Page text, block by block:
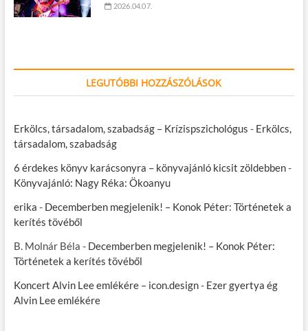
2026.04.07.
LEGUTÓBBI HOZZÁSZÓLÁSOK
Erkölcs, társadalom, szabadság – Krízispszichológus - Erkölcs,
társadalom, szabadság
6 érdekes könyv karácsonyra – könyvajánló kicsit zöldebben-
Könyvajánló: Nagy Réka: Ökoanyu
erika - Decemberben megjelenik! – Konok Péter: Történetek a
kerítés tövéből
B. Molnár Béla - Decemberben megjelenik! – Konok Péter:
Történetek a kerítés tövéből
Koncert Alvin Lee emlékére – icon.design- Ezer gyertya ég
Alvin Lee emlékére